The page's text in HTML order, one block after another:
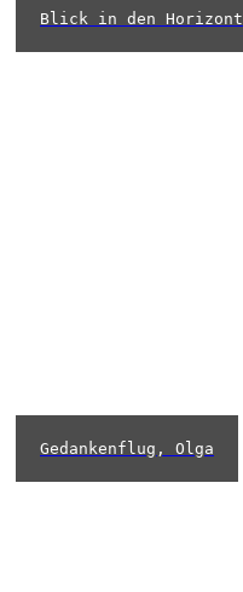
Blick in den Horizont
Gedankenflug, Olga